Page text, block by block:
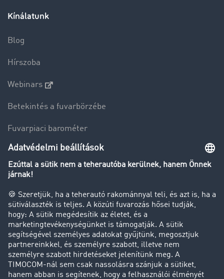
Kínálatunk
Blog
Hírszoba
Webinars
Betekintés a fuvarbörzébe
Fuvarpiaci barométer
Transzportlexikon
Tehergépkocsi-forgalomkorlátozás
Cég
Sikertörténetek
Ügyfél hoz ügyfelet
Jogi információk